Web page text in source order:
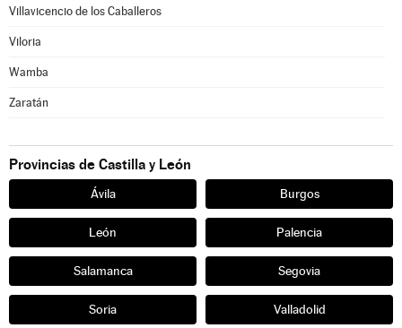
Villavicencio de los Caballeros
Viloria
Wamba
Zaratán
Provincias de Castilla y León
Ávila Burgos
León Palencia
Salamanca Segovia
Soria Valladolid